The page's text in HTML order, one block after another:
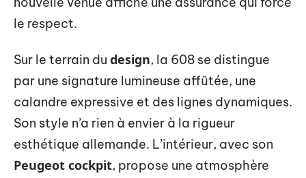
le respect.
Sur le terrain du design, la 608 se distingue
par une signature lumineuse affûtée, une
calandre expressive et des lignes dynamiques.
Son style n’a rien à envier à la rigueur
esthétique allemande. L’intérieur, avec son
Peugeot cockpit, propose une atmosphère